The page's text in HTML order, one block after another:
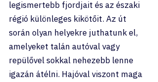
legismertebb fjordjait és az északi
régió különleges kikötőit. Az út
során olyan helyekre juthatunk el,
amelyeket talán autóval vagy
repülővel sokkal nehezebb lenne
igazán átélni. Hajóval viszont maga